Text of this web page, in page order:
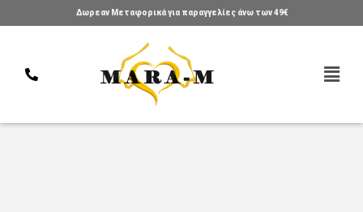
Δωρεαν Μεταφορικά για παραγγελίες άνω των 49€